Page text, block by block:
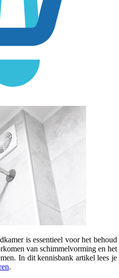
is essentieel voor het behoud
van schimmelvorming en het
In dit kennisbank artikel lees je
.